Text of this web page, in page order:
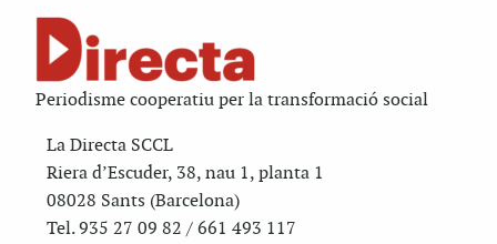
Periodisme cooperatiu per la transformació social
La Directa SCCL
Riera d’Escuder, 38, nau 1, planta 1
08028 Sants (Barcelona)
Tel. 935 27 09 82 / 661 493 117